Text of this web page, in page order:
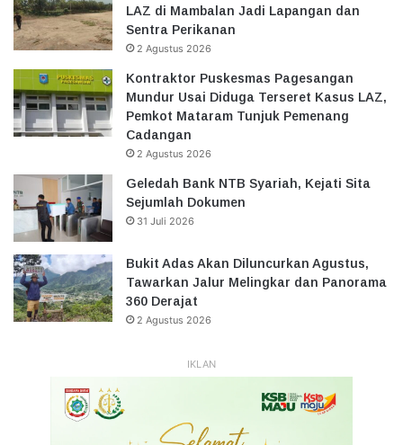
LAZ di Mambalan Jadi Lapangan dan
Sentra Perikanan
2 Agustus 2026
Kontraktor Puskesmas Pagesangan
Mundur Usai Diduga Terseret Kasus LAZ,
Pemkot Mataram Tunjuk Pemenang
Cadangan
2 Agustus 2026
Geledah Bank NTB Syariah, Kejati Sita
Sejumlah Dokumen
31 Juli 2026
Bukit Adas Akan Diluncurkan Agustus,
Tawarkan Jalur Melingkar dan Panorama
360 Derajat
2 Agustus 2026
IKLAN